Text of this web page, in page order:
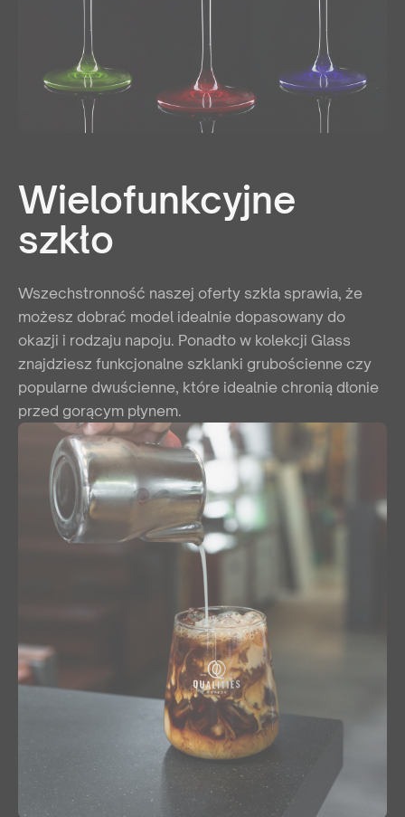
Wielofunkcyjne
szkło
Wszechstronność naszej oferty szkła sprawia, że
możesz dobrać model idealnie dopasowany do
okazji i rodzaju napoju. Ponadto w kolekcji Glass
znajdziesz funkcjonalne szklanki grubościenne czy
popularne dwuścienne, które idealnie chronią dłonie
przed gorącym płynem.